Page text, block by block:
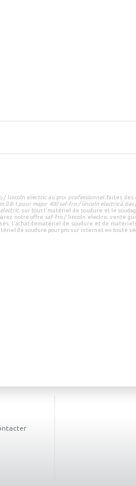
/ lincoln electric au prix professionnel. faites des
0.8-1 pour major 400 saf-fro / lincoln electric à bas
. sur tout l'matériel de soudure et le
notre offre saf-fro / lincoln electric. vente
. l'achat dematériel de soudure et de
de soudure pour pro sur internet en toute